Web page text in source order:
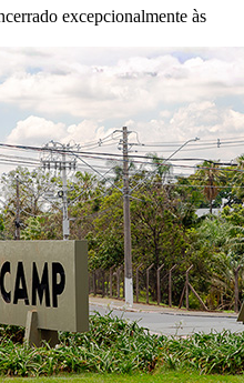
excepcionalmente às